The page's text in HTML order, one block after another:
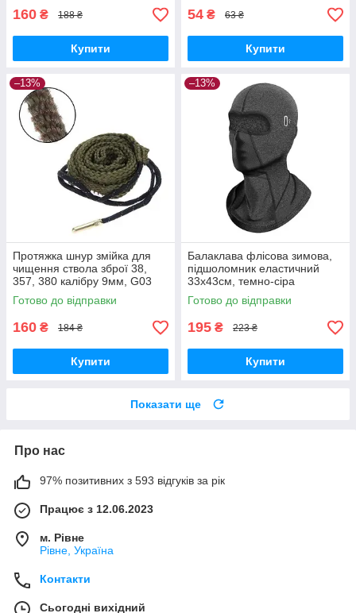
160 ₴ 188 ₴
Купити
54 ₴ 63 ₴
Купити
–13%
Протяжка шнур змійка для
чищення ствола зброї 38,
357, 380 калібру 9мм, G03
Готово до відправки
160 ₴ 184 ₴
Купити
–13%
Балаклава флісова зимова,
підшоломник еластичний
33x43см, темно-сіра
Готово до відправки
195 ₴ 223 ₴
Купити
Показати ще
Про нас
97% позитивних з 593 відгуків за рік
Працює з 12.06.2023
м. Рівне
Рівне, Україна
Контакти
Сьогодні вихідний